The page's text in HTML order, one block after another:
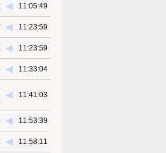
11:05:49
◀︎
11:23:59
◀︎
11:23:59
◀︎
11:33:04
◀︎
11:41:03
◀︎
11:53:39
◀︎
11:58:11
◀︎